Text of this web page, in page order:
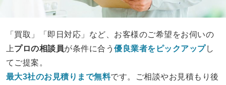
「買取」「即日対応」など、お客様のご希望をお伺いの
上プロの相談員が条件に合う優良業者をピックアップし
てご提案。
最大3社のお見積りまで無料です。ご相談やお見積もり後